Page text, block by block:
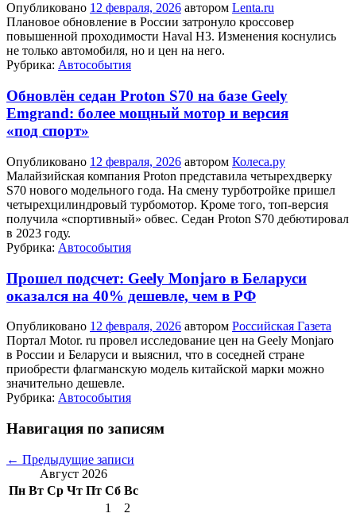
Опубликовано 12 февраля, 2026 автором Lenta.ru
Плановое обновление в России затронуло кроссовер
повышенной проходимости Haval H3. Изменения коснулись
не только автомобиля, но и цен на него.
Рубрика: Автособытия
Обновлён седан Proton S70 на базе Geely
Emgrand: более мощный мотор и версия
«под спорт»
Опубликовано 12 февраля, 2026 автором Колеса.ру
Малайзийская компания Proton представила четырехдверку
S70 нового модельного года. На смену турботройке пришел
четырехцилиндровый турбомотор. Кроме того, топ-версия
получила «спортивный» обвес. Седан Proton S70 дебютировал
в 2023 году.
Рубрика: Автособытия
Прошел подсчет: Geely Monjaro в Беларуси
оказался на 40% дешевле, чем в РФ
Опубликовано 12 февраля, 2026 автором Российская Газета
Портал Motor. ru провел исследование цен на Geely Monjaro
в России и Беларуси и выяснил, что в соседней стране
приобрести флагманскую модель китайской марки можно
значительно дешевле.
Рубрика: Автособытия
Навигация по записям
← Предыдущие записи
Август 2026
Пн Вт Ср Чт Пт Сб Вс
1
2